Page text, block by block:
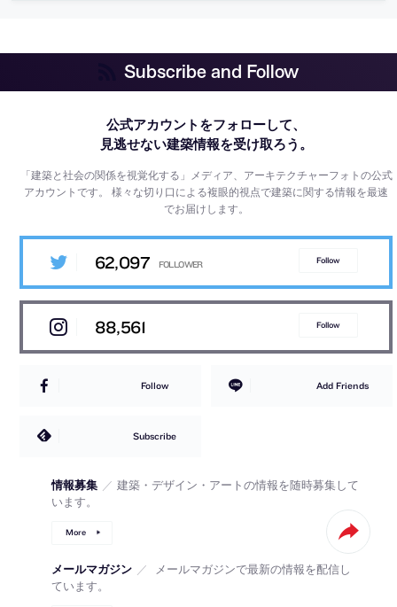
Subscribe and Follow
公式アカウントをフォローして、
見逃せない建築情報を受け取ろう。
「建築と社会の関係を視覚化する」メディア、アーキテクチャーフォトの公式
アカウントです。様々な切り口による複眼的視点で建築に関する情報を最速
でお届けします。
62,097 Follow
88,561 Follow
Follow Add Friends
Subscribe
情報募集 ／ 建築・デザイン・アートの情報を随時募集して
います。
More
メールマガジン ／
メールマガジンで最新の情報を配信し
ています。